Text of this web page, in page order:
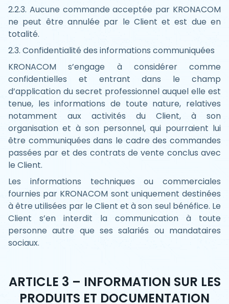
2.2.3. Aucune commande acceptée par KRONACOM
ne peut être annulée par le Client et est due en
totalité.
2.3. Confidentialité des informations communiquées
KRONACOM s’engage à considérer comme
confidentielles et entrant dans le champ
d’application du secret professionnel auquel elle est
tenue, les informations de toute nature, relatives
notamment aux activités du Client, à son
organisation et à son personnel, qui pourraient lui
être communiquées dans le cadre des commandes
passées par et des contrats de vente conclus avec
le Client.
Les informations techniques ou commerciales
fournies par KRONACOM sont uniquement destinées
à être utilisées par le Client et à son seul bénéfice. Le
Client s’en interdit la communication à toute
personne autre que ses salariés ou mandataires
sociaux.
ARTICLE 3 – INFORMATION SUR LES
PRODUITS ET DOCUMENTATION